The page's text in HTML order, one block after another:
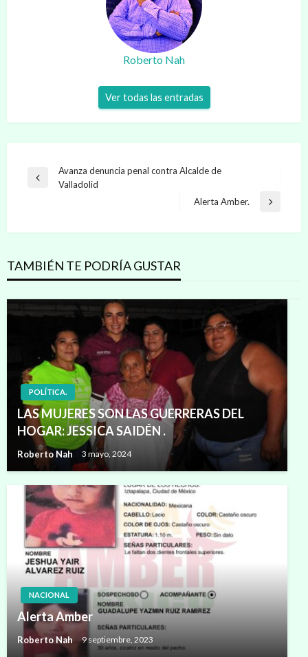
Roberto Nah
Ver todas las entradas
Navegación
Entrada
Avanza denuncia penal contra Alcalde de
Valladolid
Entrada
Alerta Amber.
TAMBIÉN TE PODRÍA GUSTAR
POLÍTICA.
LAS MUJERES SON LAS GUERRERAS DEL
HOGAR: JESSICA SAIDÉN .
Roberto Nah 3 mayo, 2024
NACIONAL
Alerta Amber
Roberto Nah 9 septiembre, 2023